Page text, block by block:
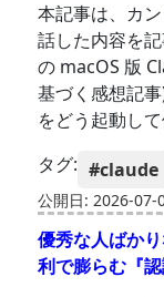
本記事は、カ
話した内容を
の macOS 版
基づく感想記
をどう起動し
タグ: #claude
公開日: 2026-07-
優秀な人ばか
利で膨らむ『